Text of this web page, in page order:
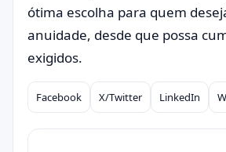
ótima escolha para quem
anuidade, desde que possa
exigidos.
Compartilhar
Facebook X/Twitter LinkedIn